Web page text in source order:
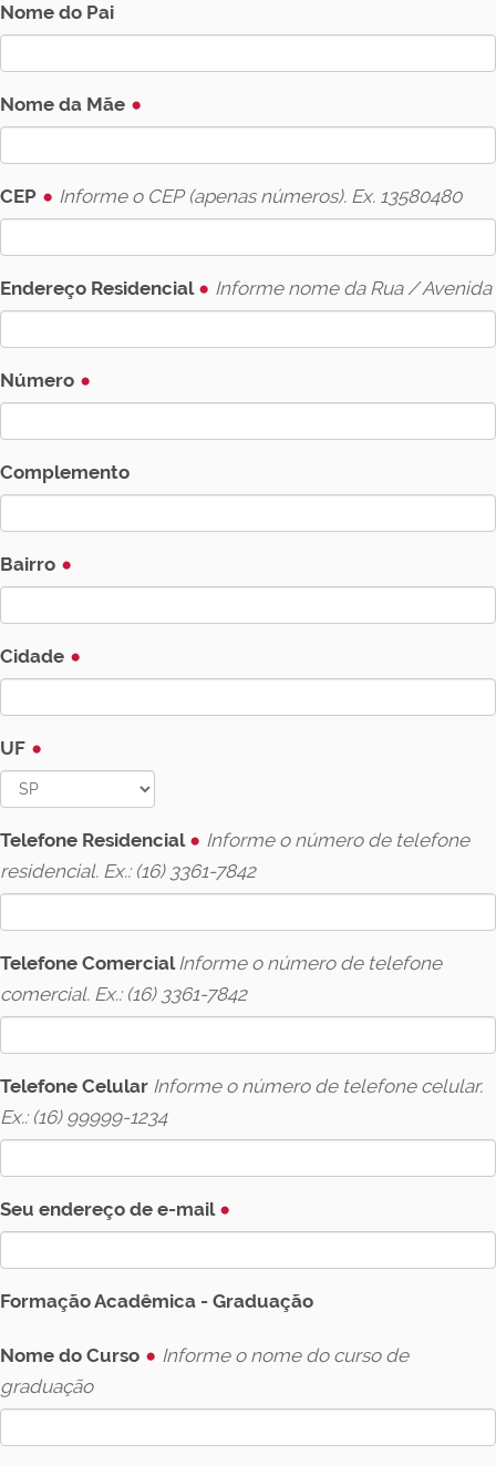
Nome do Pai
Nome da Mãe
CEP Informe o CEP (apenas números). Ex. 13580480
Endereço Residencial Informe nome da Rua / Avenida
Número
Complemento
Bairro
Cidade
UF
Telefone Residencial
Informe o número de telefone
residencial. Ex.: (16) 3361-7842
Telefone ComercialInforme o número de telefone
comercial. Ex.: (16) 3361-7842
Telefone Celular Informe o número de telefone celular.
Ex.: (16) 99999-1234
Seu endereço de e-mail
Formação Acadêmica - Graduação
Nome do Curso
Informe o nome do curso de
graduação